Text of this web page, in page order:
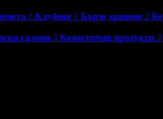
1 Клубове 1 Бързо хранене 2
салони 3 Козметични продукти 3